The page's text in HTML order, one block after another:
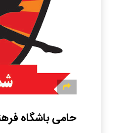
حامی باشگاه